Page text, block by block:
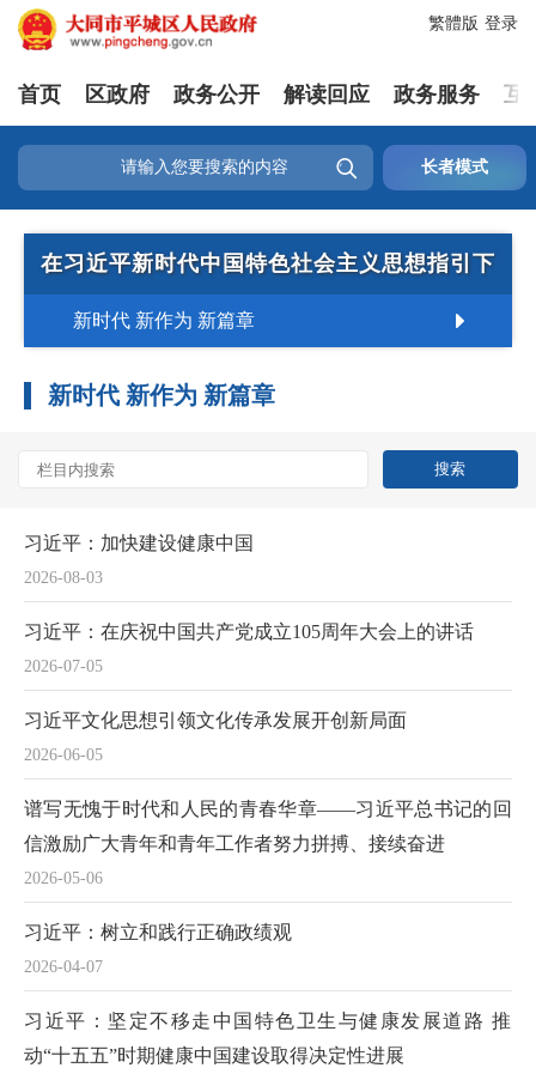
登录
繁體版
首页 区政府 政务公开 解读回应 政务服务 互
 长者模式
在习近平新时代中国特色社会主义思想指引下
新时代 新作为 新篇章
新时代 新作为 新篇章
2026-08-03
习近平：加快建设健康中国
2026-07-05
习近平：在庆祝中国共产党成立105周年大会上的讲话
2026-06-05
习近平文化思想引领文化传承发展开创新局面
2026-05-06
谱写无愧于时代和人民的青春华章——习近平总书记的回
信激励广大青年和青年工作者努力拼搏、接续奋进
2026-04-07
习近平：树立和践行正确政绩观
习近平：坚定不移走中国特色卫生与健康发展道路 推
动“十五五”时期健康中国建设取得决定性进展